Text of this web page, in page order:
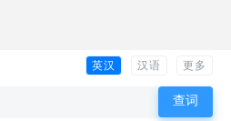
英汉 汉语 更多